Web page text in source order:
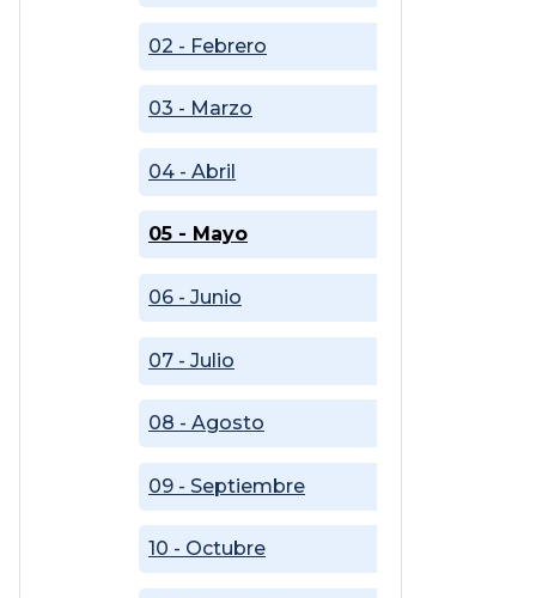
02 - Febrero
03 - Marzo
04 - Abril
05 - Mayo
06 - Junio
07 - Julio
08 - Agosto
09 - Septiembre
10 - Octubre